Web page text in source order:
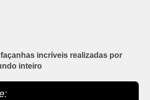
incríveis realizadas por
inteiro